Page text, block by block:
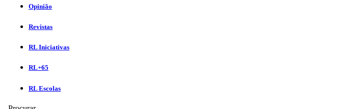
Opinião
Revistas
RL Iniciativas
RL+65
RL Escolas